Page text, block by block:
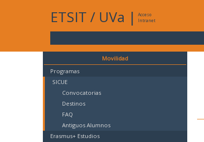
ETSIT / UVa |
Acceso
Intranet
Movilidad
Programas
SICUE
Convocatorias
Destinos
FAQ
Antiguos Alumnos
Erasmus+ Estudios